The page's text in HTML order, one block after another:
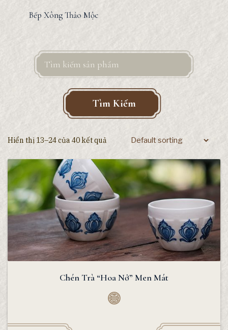
Bếp Xông Thảo Mộc
Tìm Kiếm
Hiển thị 13–24 của 40 kết quả
Chén Trà “Hoa Nở” Men Mát